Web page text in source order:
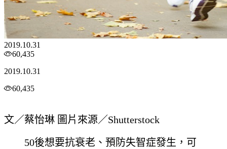
2019.10.31
60,435
2019.10.31
60,435
文／蔡怡琳 圖片來源／Shutterstock
50後想要抗衰老、預防失智症發生，可